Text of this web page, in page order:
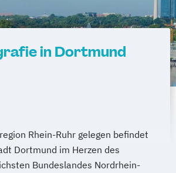
in Dortmund
Rhein-Ruhr gelegen befindet
Dortmund im Herzen des
Bundeslandes Nordrhein-